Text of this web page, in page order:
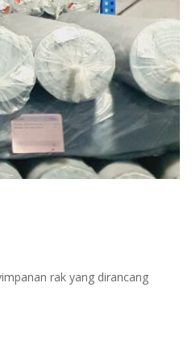
rak yang dirancang